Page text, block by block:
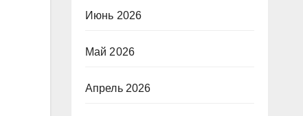
Июнь 2026
Май 2026
Апрель 2026